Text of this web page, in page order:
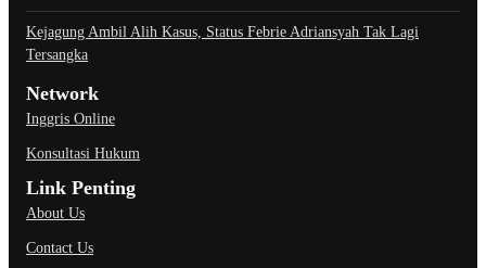
Kejagung Ambil Alih Kasus, Status Febrie Adriansyah Tak Lagi
Tersangka
Network
Inggris Online
Konsultasi Hukum
Link Penting
About Us
Contact Us